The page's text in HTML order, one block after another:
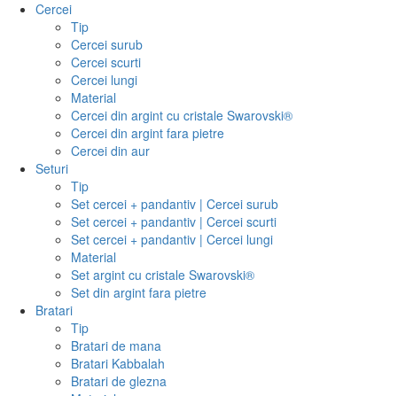
Cercei
Tip
Cercei surub
Cercei scurti
Cercei lungi
Material
Cercei din argint cu cristale Swarovski®
Cercei din argint fara pietre
Cercei din aur
Seturi
Tip
Set cercei + pandantiv | Cercei surub
Set cercei + pandantiv | Cercei scurti
Set cercei + pandantiv | Cercei lungi
Material
Set argint cu cristale Swarovski®
Set din argint fara pietre
Bratari
Tip
Bratari de mana
Bratari Kabbalah
Bratari de glezna